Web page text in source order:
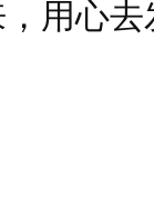
用心去